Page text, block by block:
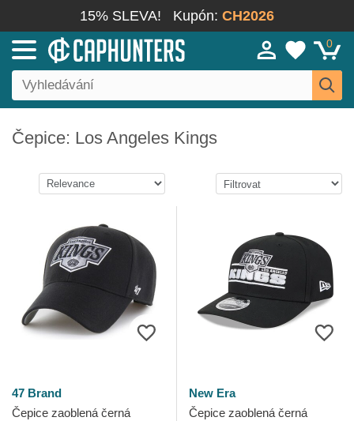
15% SLEVA! Kupón: CH2026
0
Čepice: Los Angeles Kings
47 Brand
Čepice zaoblená černá
New Era
Čepice zaoblená černá